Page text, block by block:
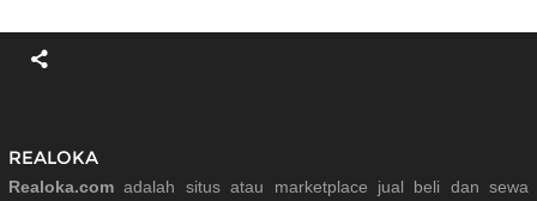
REALOKA
Realoka.com adalah situs atau marketplace jual beli dan sewa